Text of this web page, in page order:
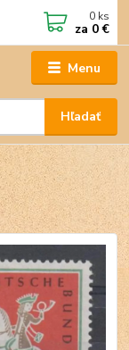
Menu
Hľadať
0 ks
za 0 €